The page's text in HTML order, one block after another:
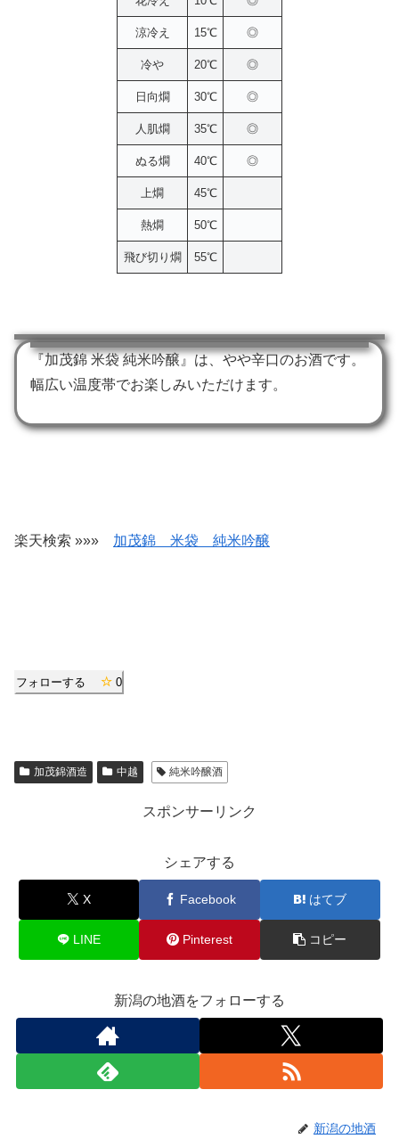
涼冷え 15℃ ◎
冷や 20℃ ◎
日向燗 30℃ ◎
人肌燗 35℃ ◎
ぬる燗 40℃ ◎
上燗 45℃
熱燗 50℃
飛び切り燗 55℃
『加茂錦 米袋 純米吟醸』は、やや辛口のお酒です。
幅広い温度帯でお楽しみいただけます。
楽天検索 »»» 加茂錦 米袋 純米吟醸
フォローする 0
加茂錦酒造 中越 純米吟醸酒
スポンサーリンク
シェアする
X Facebook はてブ
LINE Pinterest コピー
新潟の地酒をフォローする
新潟の地酒